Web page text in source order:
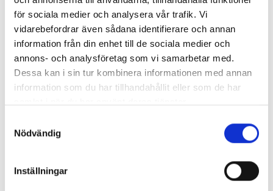
för sociala medier och analysera vår trafik. Vi
vidarebefordrar även sådana identifierare och annan
information från din enhet till de sociala medier och
annons- och analysföretag som vi samarbetar med.
Dessa kan i sin tur kombinera informationen med annan
information som du har tillhandahållit eller som de har
Nödvändig
Inställningar
Pedaler 9/16 vp-558 tec Pedaler City 607